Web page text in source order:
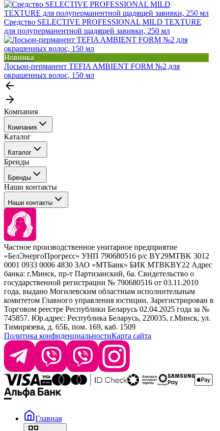
Средство SELECTIVE PROFESSIONAL MILD TEXTURE
для полуперманентной щадящей завивки, 250 мл
Новинка
Лосьон-перманент TEFIA AMBIENT FORM №2 для
окрашенных волос, 150 мл
Компания
Компания
События
Покупателю
Каталог
Каталог
Профессиональные средства для окрашивания волос
Сервисные средства
Уход
Стайлинг
Брови и ресницы
Барберинг
Наборы
Расходные материалы
Бренды
Бренды
Tefia
Concept
Kezy
Barex
Sim Sensitive
Kebren
Selective Professional
White Line
Наши контакты
Наши контакты
+ 375 44 7233514
+ 375 29 1649505
info@krasabel.by
Офис: г. Минск, ул. Тимирязева 65Б, офис 1509
Склад: г. Минск, ул. Домбровская, 15
Время работы: пн–чт 9:00–17:30, пт 9:00–17:00
Частное производственное унитарное предприятие
«БелЭнергоПрогресс» УНП 790680516 р/с BY29MTBK 3012
0001 0933 0006 4830 ЗАО «МТБанк» БИК MTBKBY22 Адрес
банка: г.Минск, пр-т Партизанский, 6а. Свидетельство о
государственной регистрации № 790680516 от 03.11.2010
года, выдано Могилевским областным исполнительным
комитетом Главного управления юстиции. Зарегистрирован в
Торговом реестре Республики Беларусь 02.04.2025 года за №
745857. Юр.адрес: Республика Беларусь, 220035, г.Минск, ул.
Тимирязева, д. 65Б, пом. 169, каб. 1509
Политика конфиденциальностиКарта сайта
Главная